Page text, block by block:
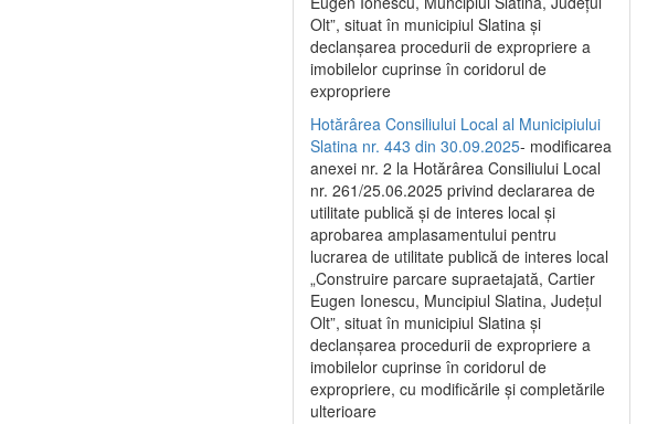
Olt”, situat în municipiul Slatina și
declanșarea procedurii de expropriere a
imobilelor cuprinse în coridorul de
expropriere
Hotărârea Consiliului Local al Municipiului
Slatina nr. 443 din 30.09.2025- modificarea
anexei nr. 2 la Hotărârea Consiliului Local
nr. 261/25.06.2025 privind declararea de
utilitate publică şi de interes local şi
aprobarea amplasamentului pentru
lucrarea de utilitate publică de interes local
„Construire parcare supraetajată, Cartier
Eugen Ionescu, Muncipiul Slatina, Judeţul
Olt”, situat în municipiul Slatina şi
declanşarea procedurii de expropriere a
imobilelor cuprinse în coridorul de
expropriere, cu modificările şi completările
ulterioare